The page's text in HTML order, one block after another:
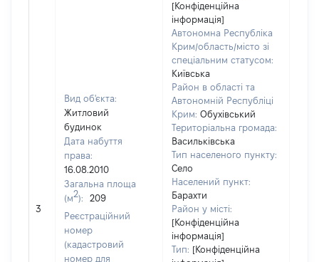
3
Вид об'єкта:
Житловий
будинок
Дата набуття
права:
16.08.2010
Загальна площа
(м2):
209
Реєстраційний
номер
(кадастровий
номер для
[Конфіденційна
інформація]
Автономна Республіка
Крим/область/місто зі
спеціальним статусом:
Київська
Район в області та
Автономній Республіці
Крим: Обухівський
Територіальна громада:
Васильківська
Тип населеного пункту:
Село
Населений пункт:
Барахти
Район у місті:
[Конфіденційна
інформація]
Тип: [Конфіденційна